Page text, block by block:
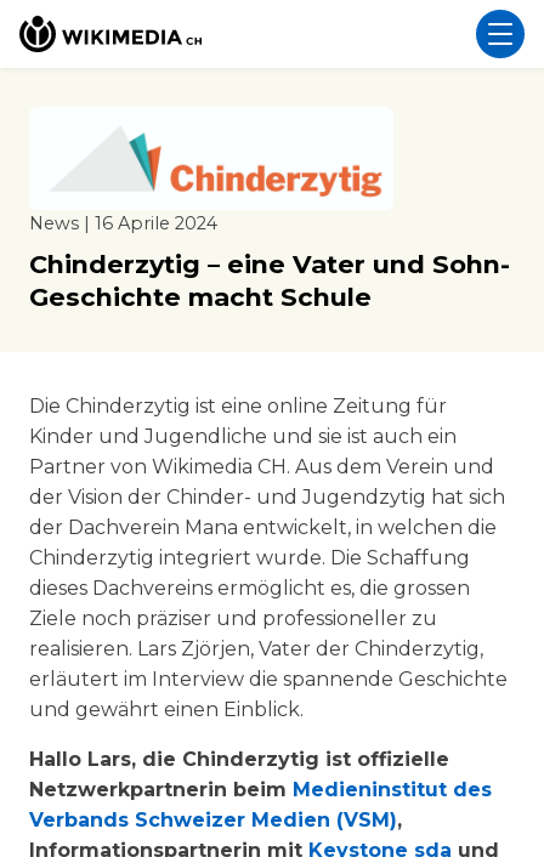
News | 16 Aprile 2024
Chinderzytig – eine Vater und Sohn-
Geschichte macht Schule
Die Chinderzytig ist eine online Zeitung für
Kinder undJugendliche und sie ist auch ein
Partner von Wikimedia CH. Aus dem Verein und
der Vision der Chinder- und Jugendzytig hat sich
der Dachverein Mana entwickelt, in welchen die
Chinderzytig integriert wurde. Die Schaffung
dieses Dachvereins ermöglicht es, die grossen
Ziele noch präziser und professioneller zu
realisieren. Lars Zjörjen, Vater der Chinderzytig,
erläutert im Interview die spannende Geschichte
und gewährt einen Einblick.
Hallo Lars, die Chinderzytig ist offizielle
Netzwerkpartnerin beim Medieninstitut des
Verbands Schweizer Medien (VSM),
Informationspartnerin mit Keystone sda und